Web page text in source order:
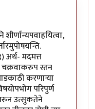
शीर्णान्यपवाहयित्वा,
अर्थ- मदमत्त
चक्रवाकरुप स्तन
करणा‍र्‍या
परिपुर्ण
उत्सुकतेने